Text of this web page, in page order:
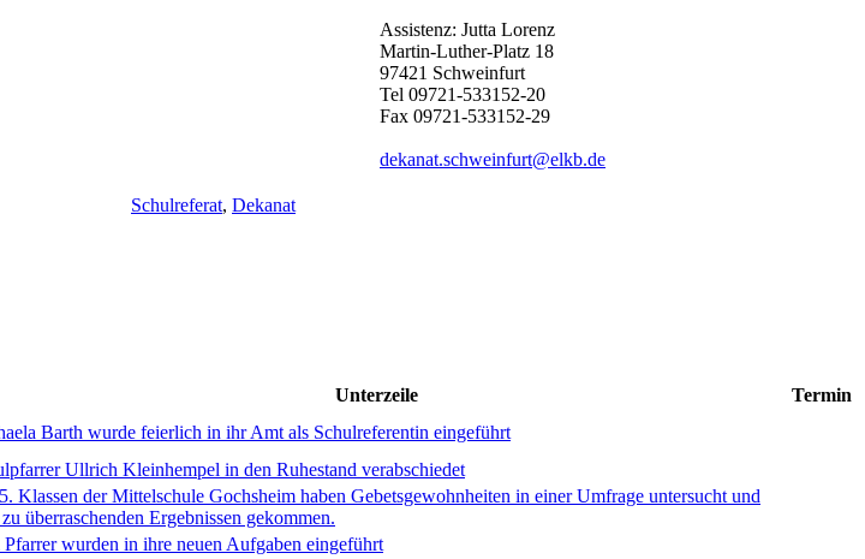
Assistenz: Jutta Lorenz
Martin-Luther-Platz 18
97421 Schweinfurt
Tel 09721-533152-20
Fax 09721-533152-29
dekanat.schweinfurt@elkb.de
Schulreferat, Dekanat
Unterzeile
Termin
Barth wurde feierlich in ihr Amt als Schulreferentin eingeführt
Ullrich Kleinhempel in den Ruhestand verabschiedet
Klassen der Mittelschule Gochsheim haben Gebetsgewohnheiten in einer Umfrage untersucht und
überraschenden Ergebnissen gekommen.
wurden in ihre neuen Aufgaben eingeführt